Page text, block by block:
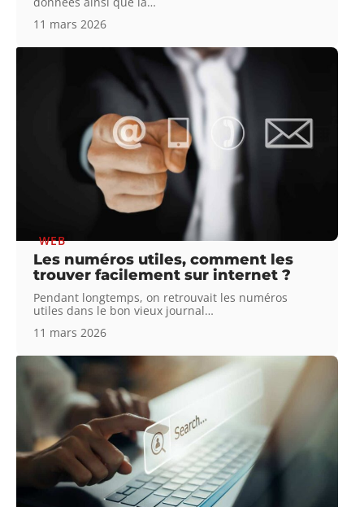
11 mars 2026
WEB
Les numéros utiles, comment les
trouver facilement sur internet ?
Pendant longtemps, on retrouvait les numéros
utiles dans le bon vieux journal…
11 mars 2026